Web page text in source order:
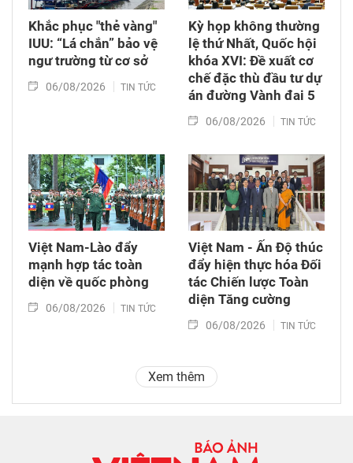
Khắc phục "thẻ vàng"
IUU: “Lá chắn” bảo vệ
ngư trường từ cơ sở
06/08/2026 TIN TỨC
Kỳ họp không thường
lệ thứ Nhất, Quốc hội
khóa XVI: Đề xuất cơ
chế đặc thù đầu tư dự
án đường Vành đai 5
06/08/2026 TIN TỨC
Việt Nam-Lào đẩy
mạnh hợp tác toàn
diện về quốc phòng
06/08/2026 TIN TỨC
Việt Nam - Ấn Độ thúc
đẩy hiện thực hóa Đối
tác Chiến lược Toàn
diện Tăng cường
06/08/2026 TIN TỨC
Xem thêm